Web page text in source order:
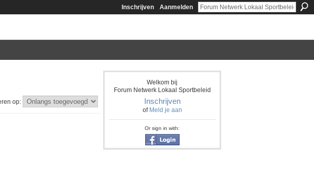
Inschrijven Aanmelden
op:
Welkom bij
Forum Netwerk Lokaal Sportbeleid
Inschrijven
of Meld je aan
Or sign in with: